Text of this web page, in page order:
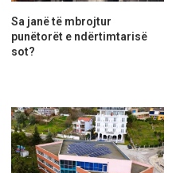
Sa janë të mbrojtur
punëtorët e ndërtimtarisë
sot?